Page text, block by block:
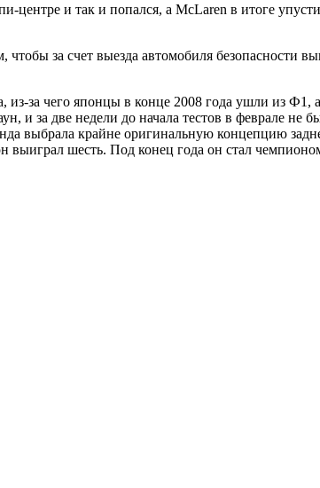
и так и попался, а McLaren в итоге
за счет выезда автомобиля безопасности
из-за чего японцы в конце 2008 года ушли из Ф1,
и за две недели до начала тестов в феврале не
выбрала крайне оригинальную концепцию
выиграл шесть. Под конец года он стал